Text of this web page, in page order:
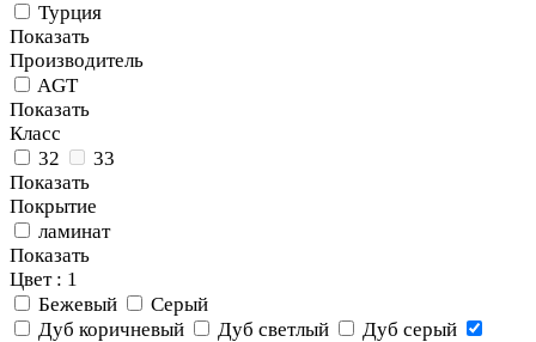
Турция
Показать
Производитель
AGT
Показать
Класс
32
33
Показать
Покрытие
ламинат
Показать
Цвет : 1
Бежевый
Серый
Дуб коричневый
Дуб светлый
Дуб серый